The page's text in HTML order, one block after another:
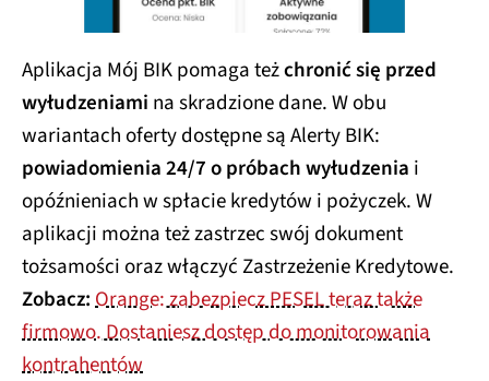
Aplikacja Mój BIK pomaga teżchronić się przed
wyłudzeniami na skradzione dane. W obu
wariantach oferty dostępne są Alerty BIK:
powiadomienia 24/7 o próbach wyłudzenia i
opóźnieniach w spłacie kredytów i pożyczek. W
aplikacji można też zastrzec swój dokument
tożsamości oraz włączyć Zastrzeżenie Kredytowe.
Zobacz:Orange: zabezpiecz PESEL teraz także
firmowo. Dostaniesz dostęp do monitorowania
kontrahentów